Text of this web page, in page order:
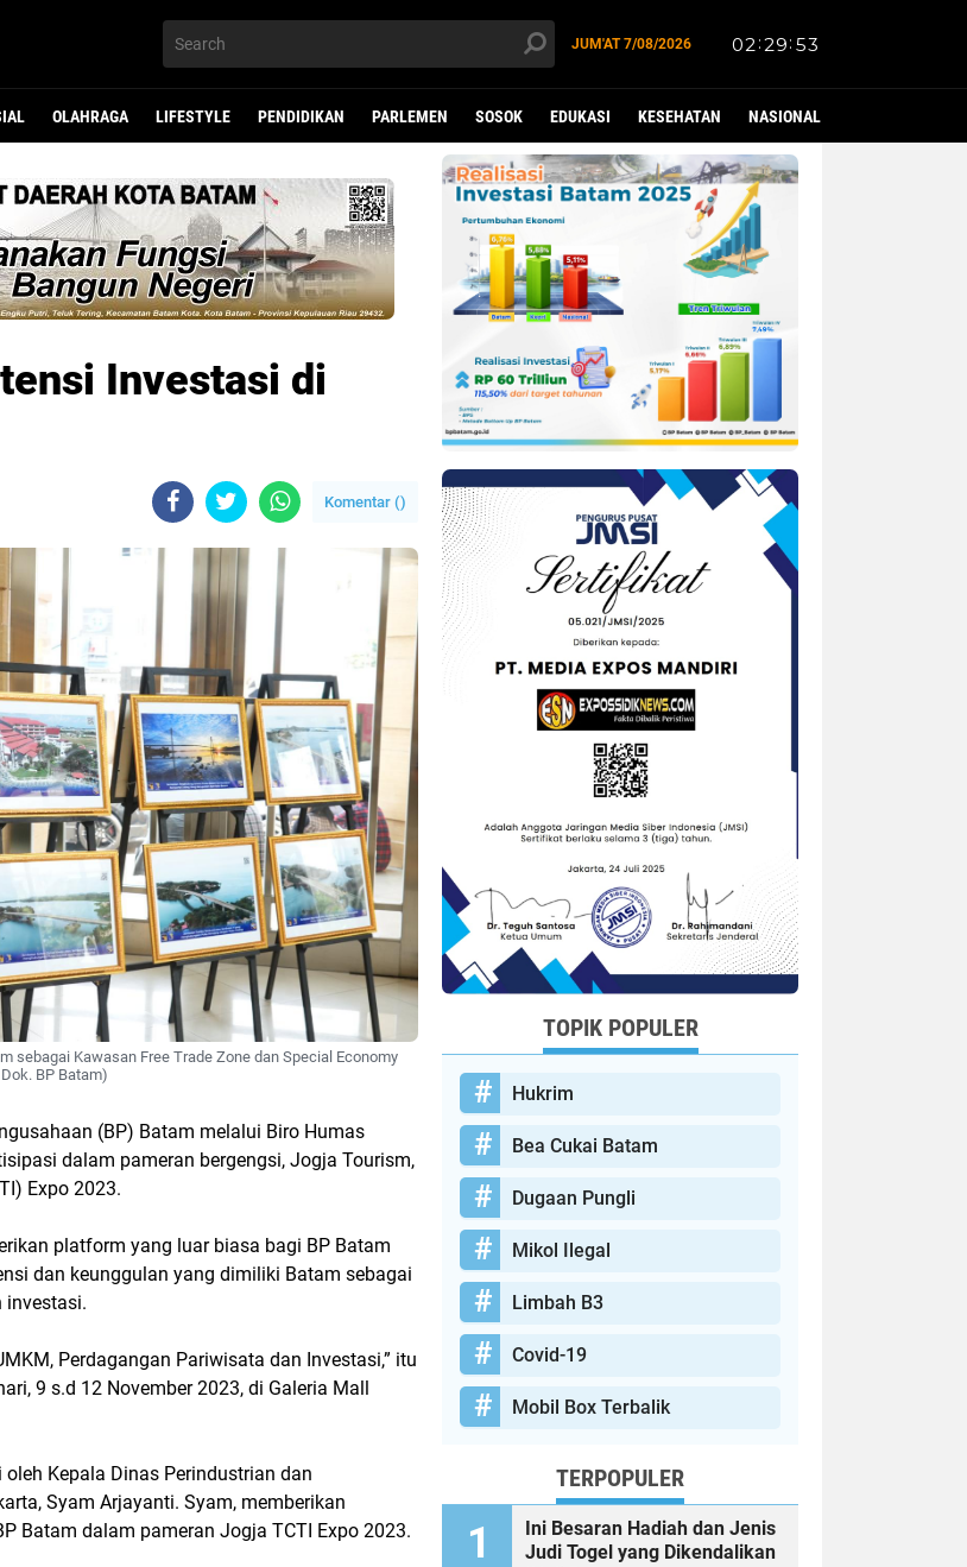
JUM'AT7/08/2026
OLAHRAGA LIFESTYLE PENDIDIKAN PARLEMEN SOSOK EDUKASI KESEHATAN NASIONAL
Investasi di
Komentar ()
sebagai Kawasan Free Trade Zone dan Special Economy
BP Batam)
(BP) Batam melalui Biro Humas
dalam pameran bergengsi, Jogja Tourism,
Expo 2023.
platform yang luar biasa bagi BP Batam
dan keunggulan yang dimiliki Batam sebagai
investasi.
Perdagangan Pariwisata dan Investasi,” itu
9 s.d 12 November 2023, di Galeria Mall
Kepala Dinas Perindustrian dan
Syam Arjayanti. Syam, memberikan
Batam dalam pameran Jogja TCTI Expo 2023.
TOPIK POPULER
Hukrim
Bea Cukai Batam
Dugaan Pungli
Mikol Ilegal
Limbah B3
Covid-19
Mobil Box Terbalik
TERPOPULER
Ini Besaran Hadiah dan Jenis
Judi Togel yang Dikendalikan